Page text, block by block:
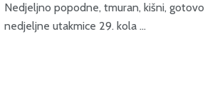
Nedjeljno popodne, tmuran, kišni,
nedjeljne utakmice 29. kola ...